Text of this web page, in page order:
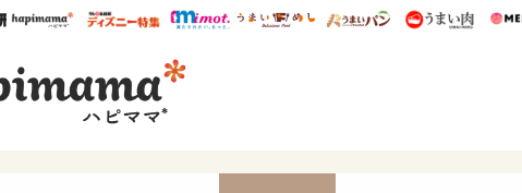
ウレぴあ総研ハピママ* ウレぴあ総研 ディズニー特集
mimot. うまいめし うまいパン うま